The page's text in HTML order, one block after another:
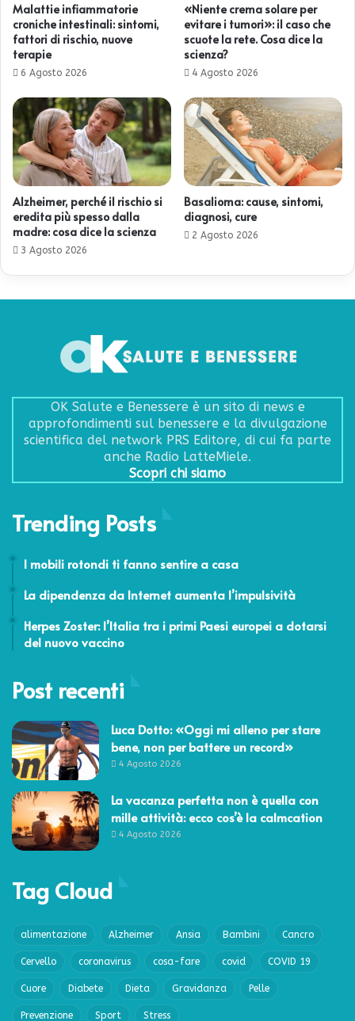
Malattie infiammatorie
croniche intestinali: sintomi,
fattori di rischio, nuove
terapie
6 Agosto 2026
«Niente crema solare per
evitare i tumori»: il caso che
scuote la rete. Cosa dice la
scienza?
4 Agosto 2026
Alzheimer, perché il rischio si
eredita più spesso dalla
madre: cosa dice la scienza
3 Agosto 2026
Basalioma: cause, sintomi,
diagnosi, cure
2 Agosto 2026
OK Salute e Benessere è un sito di news e
approfondimenti sul benessere e la divulgazione
scientifica del network PRS Editore, di cui fa parte
anche Radio LatteMiele.
Scopri chi siamo
Trending Posts
I mobili rotondi ti fanno sentire a casa
La dipendenza da Internet aumenta l’impulsività
Herpes Zoster: l’Italia tra i primi Paesi europei a dotarsi
del nuovo vaccino
Post recenti
Luca Dotto: «Oggi mi alleno per stare
bene, non per battere un record»
4 Agosto 2026
La vacanza perfetta non è quella con
mille attività: ecco cos’è la calmcation
4 Agosto 2026
Tag Cloud
alimentazione Alzheimer Ansia Bambini Cancro
Cervello coronavirus cosa-fare covid COVID 19
Cuore Diabete Dieta Gravidanza Pelle
Prevenzione Sport Stress